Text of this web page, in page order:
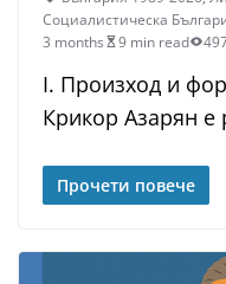
Социалистическа
3 months
9 min read
I. Произход и
Крикор Азарян е
Прочети повече